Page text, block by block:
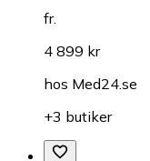
fr.
4 899 kr
hos Med24.se
+3 butiker